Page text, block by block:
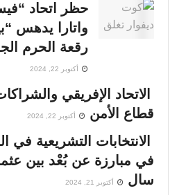
حظر اتحاد
واتارا يدهس
رقعة الحرم
أكتوبر 22, 2024
الاتحاد الإفريقي
قطاع الأمن
أكتوبر 22, 2024
الانتخابات التشريعية في
في مبارزة عن بُعْد بين
سال
أكتوبر 21, 2024